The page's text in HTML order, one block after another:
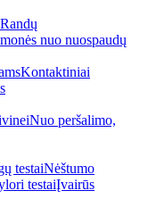
Randų
nuo nuospaudų
Kontaktiniai
Nuo peršalimo,
testaiNėštumo
testaiĮvairūs